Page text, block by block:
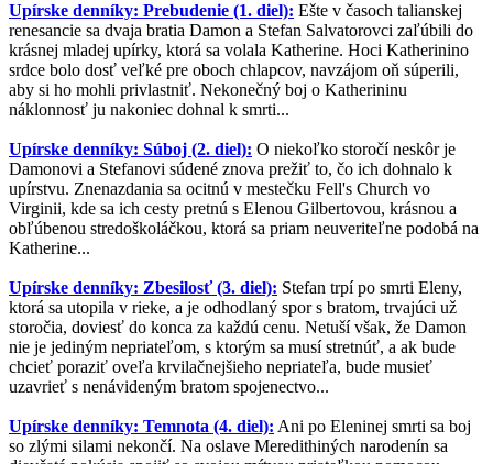
Upírske denníky: Prebudenie (1. diel): Ešte v časoch talianskej
renesancie sa dvaja bratia Damon a Stefan Salvatorovci zaľúbili do
krásnej mladej upírky, ktorá sa volala Katherine. Hoci Katherinino
srdce bolo dosť veľké pre oboch chlapcov, navzájom oň súperili,
aby si ho mohli privlastniť. Nekonečný boj o Katherininu
náklonnosť ju nakoniec dohnal k smrti...
Upírske denníky: Súboj (2. diel): O niekoľko storočí neskôr je
Damonovi a Stefanovi súdené znova prežiť to, čo ich dohnalo k
upírstvu. Znenazdania sa ocitnú v mestečku Fell's Church vo
Virginii, kde sa ich cesty pretnú s Elenou Gilbertovou, krásnou a
obľúbenou stredoškoláčkou, ktorá sa priam neuveriteľne podobá na
Katherine...
Upírske denníky: Zbesilosť (3. diel): Stefan trpí po smrti Eleny,
ktorá sa utopila v rieke, a je odhodlaný spor s bratom, trvajúci už
storočia, doviesť do konca za každú cenu. Netuší však, že Damon
nie je jediným nepriateľom, s ktorým sa musí stretnúť, a ak bude
chcieť poraziť oveľa krvilačnejšieho nepriateľa, bude musieť
uzavrieť s nenávideným bratom spojenectvo...
Upírske denníky: Temnota (4. diel): Ani po Eleninej smrti sa boj
so zlými silami nekončí. Na oslave Meredithiných narodenín sa